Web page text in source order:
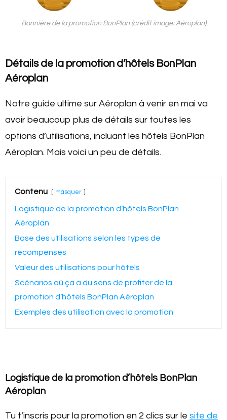
Bannière de la promotion BonPlan (crédit image: Aéroplan)
Détails de la promotion d’hôtels BonPlan
Aéroplan
Notre guide ultime sur Aéroplan à venir en mai va
avoir beaucoup plus de détails sur toutes les
options d’utilisations, incluant les hôtels BonPlan
Aéroplan. Mais voici un peu de détails.
Contenu masquer
Logistique de la promotion d’hôtels BonPlan
Aéroplan
Base des utilisations selon les types de
récompenses
Valeur des utilisations pour hôtels
Scénarios où ça a du sens de profiter de la
promotion d’hôtels BonPlan Aéroplan
Exemples des utilisation avec la promotion
Logistique de la promotion d’hôtels BonPlan
Aéroplan
Tu t’inscris pour la promotion en 2 clics sur le site de